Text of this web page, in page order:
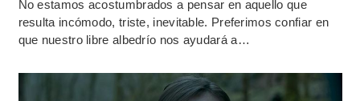
No estamos acostumbrados a pensar en aquello que
resulta incómodo, triste, inevitable. Preferimos confiar en
que nuestro libre albedrío nos ayudará a…